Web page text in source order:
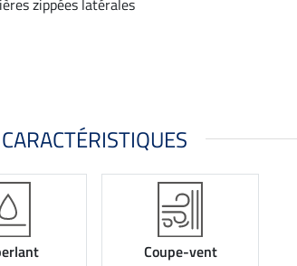
zippées latérales
CARACTÉRISTIQUES
Coupe-vent